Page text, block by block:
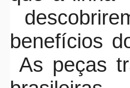
benefícios
As peças